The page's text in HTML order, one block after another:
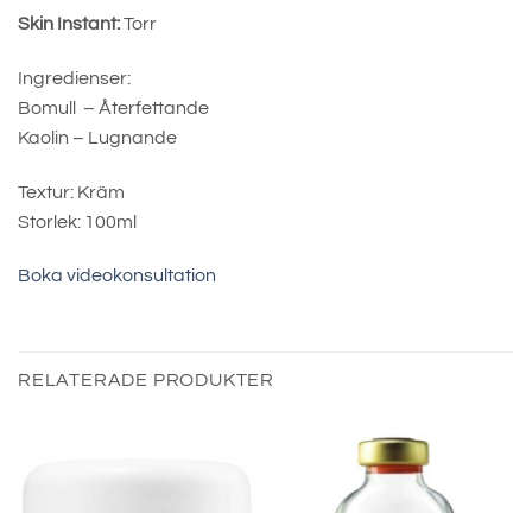
Skin Instant:Torr
Ingredienser:
Bomull – Återfettande
Kaolin – Lugnande
Textur: Kräm
Storlek: 100ml
Boka videokonsultation
RELATERADE PRODUKTER